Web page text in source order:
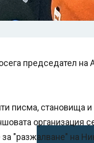
председател на
писма, становища и
организация
"разжалване" на